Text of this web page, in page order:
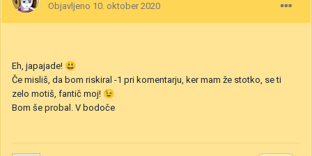
Objavljeno 10. oktober 2020
Eh, japajade! 😃
Če misliš, da bom riskiral -1 pri komentarju, ker mam že stotko, se ti
zelo motiš, fantič moj! 😉
Bom še probal. V bodoče